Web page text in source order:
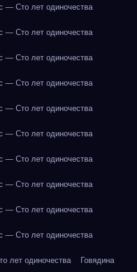
— Сто лет одиночества
— Сто лет одиночества
— Сто лет одиночества
— Сто лет одиночества
— Сто лет одиночества
— Сто лет одиночества
— Сто лет одиночества
— Сто лет одиночества
— Сто лет одиночества
— Сто лет одиночества
лет одиночества Говядина